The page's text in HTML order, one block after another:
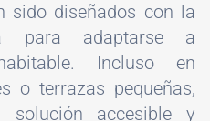
sido diseñados con la
para adaptarse a
Incluso en
o terrazas pequeñas,
accesible y